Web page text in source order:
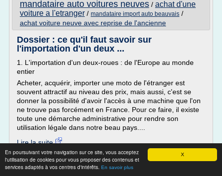
X
En poursuivant votre navigation sur ce site, vous acceptez
l'utilisation de cookies pour vous proposer des contenus et
services adaptés à vos centres d'intérêts. En savoir plus
mandataire auto voitures neuves / achat d'une
voiture a l'etranger / mandataire import auto beauvais /
achat voiture neuve avec reprise de l'ancienne
Dossier : ce qu'il faut savoir sur
l'importation d'un deux ...
1. L'importation d'un deux-roues : de l'Europe au monde
entier
Acheter, acquérir, importer une moto de l'étranger est
souvent attractif au niveau des prix, mais aussi, c'est se
donner la possibilité d'avoir l'accès à une machine que l'on
ne trouve pas forcément en France. Pour ce faire, il existe
toute une démarche administrative pour rendre son
utilisation légale dans notre beau pays....
Lire la suite
Site :http://moto.caradisiac.com